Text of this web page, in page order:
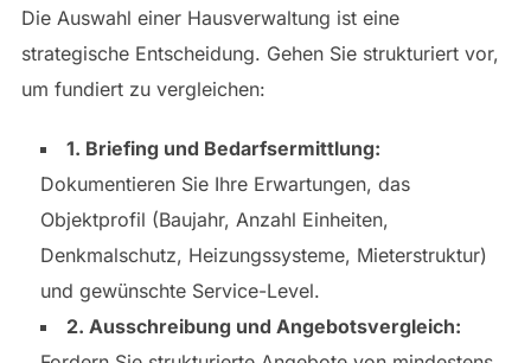
Die Auswahl einer Hausverwaltung ist eine
strategische Entscheidung. Gehen Sie strukturiert vor,
um fundiert zu vergleichen:
1. Briefing und Bedarfsermittlung:
Dokumentieren Sie Ihre Erwartungen, das
Objektprofil (Baujahr, Anzahl Einheiten,
Denkmalschutz, Heizungssysteme, Mieterstruktur)
und gewünschte Service-Level.
2. Ausschreibung und Angebotsvergleich: